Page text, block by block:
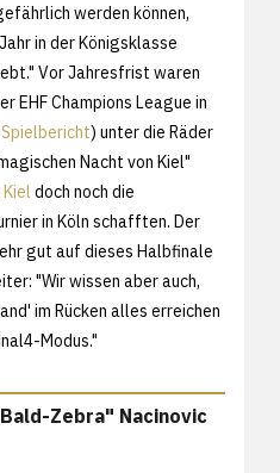
werden können,
in der Königsklasse
Vor Jahresfrist waren
EHF Champions League in
Spielbericht) unter die Räder
Nacht von Kiel"
doch noch die
in Köln schafften. Der
gut auf dieses Halbfinale
"Wir wissen aber auch,
im Rücken alles erreichen
Modus."
Zebra" Nacinovic